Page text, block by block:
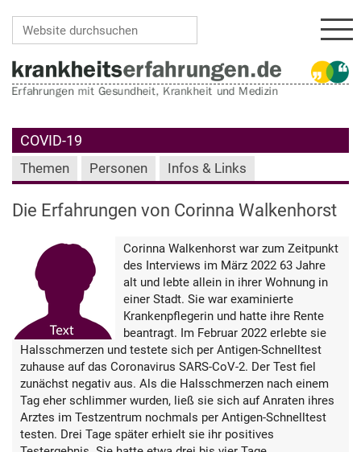
COVID-19
Themen Personen Infos & Links
Die Erfahrungen von Corinna Walkenhorst
Corinna Walkenhorst war zum Zeitpunkt
des Interviews im März 2022 63 Jahre
alt und lebte allein in ihrer Wohnung in
einer Stadt. Sie war examinierte
Krankenpflegerin und hatte ihre Rente
beantragt. Im Februar 2022 erlebte sie
Halsschmerzen und testete sich per Antigen-Schnelltest
zuhause auf das Coronavirus SARS-CoV-2. Der Test fiel
zunächst negativ aus. Als die Halsschmerzen nach einem
Tag eher schlimmer wurden, ließ sie sich auf Anraten ihres
Arztes im Testzentrum nochmals per Antigen-Schnelltest
testen. Drei Tage später erhielt sie ihr positives